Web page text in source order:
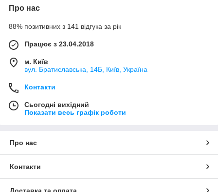
Про нас
88% позитивних з 141 відгука за рік
Працює з 23.04.2018
м. Київ
вул. Братиславська, 14Б, Київ, Україна
Контакти
Сьогодні вихідний
Показати весь графік роботи
Про нас
Контакти